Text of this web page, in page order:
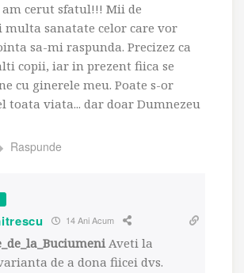
cerut sfatul!!! Mii de
sanatate celor care vor
sa-mi raspunda. Precizez ca
copii, iar in prezent fiica se
cu ginerele meu. Poate s-or
toata viata... dar doar Dumnezeu
Raspunde
14 Ani Acum
Aveti la
de a dona fiicei dvs.